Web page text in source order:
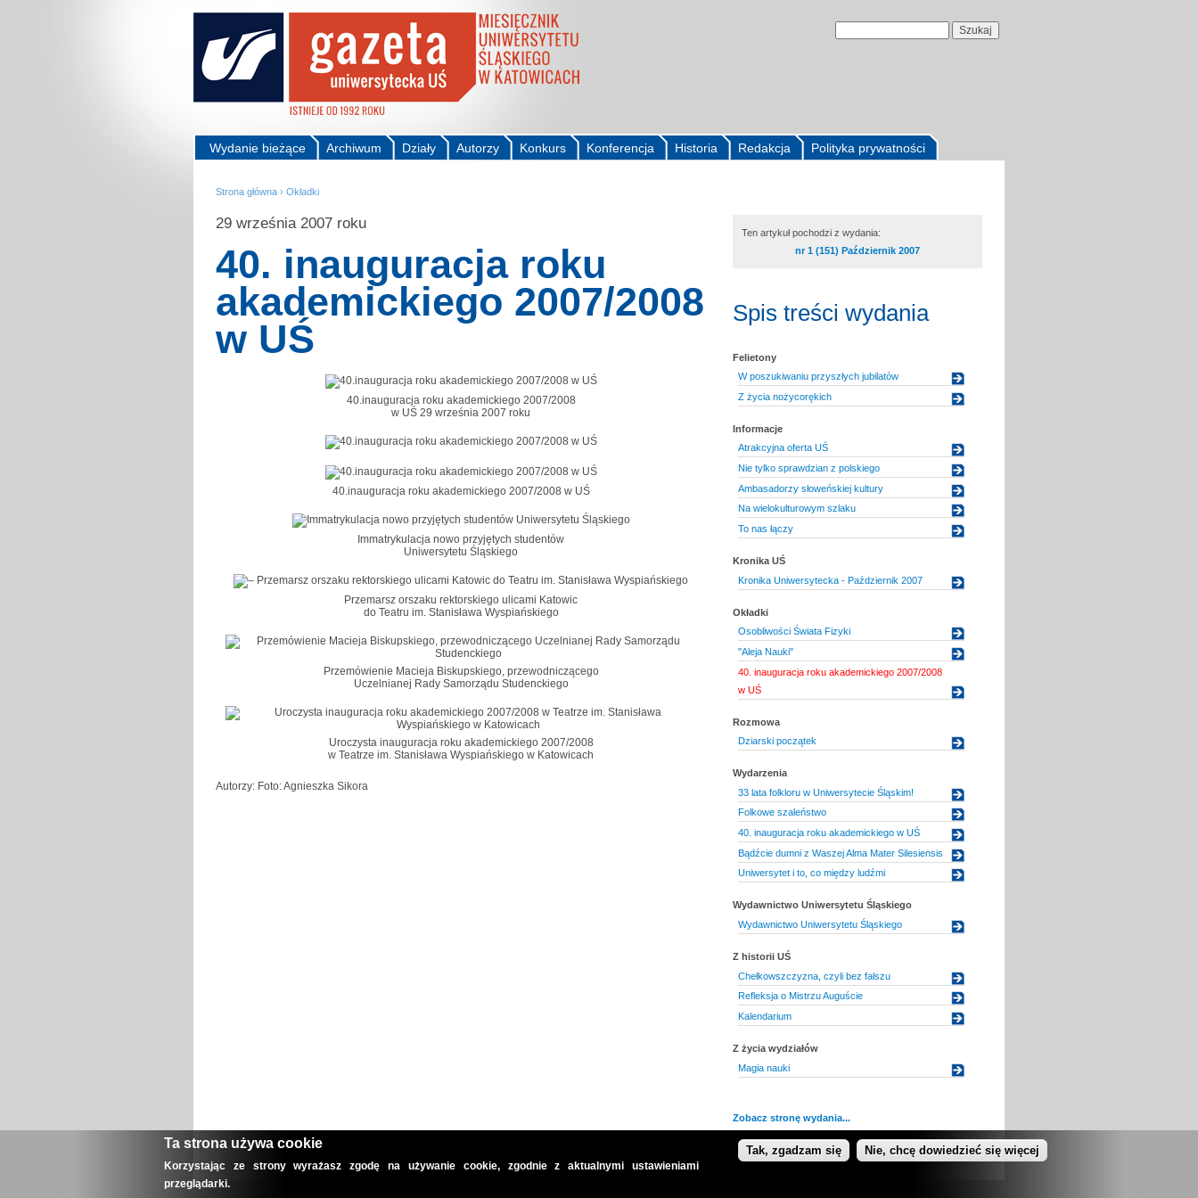
Polityka prywatności
Redakcja
Historia
Konferencja
Konkurs
Autorzy
Działy
Archiwum
Wydanie bieżące
Strona główna › Okładki
29 września 2007 roku
40. inauguracja roku
akademickiego 2007/2008
w UŚ
40.inauguracja roku akademickiego 2007/2008
w UŚ 29 września 2007 roku
40.inauguracja roku akademickiego 2007/2008 w UŚ
Immatrykulacja nowo przyjętych studentów
Uniwersytetu Śląskiego
Przemarsz orszaku rektorskiego ulicami Katowic
do Teatru im. Stanisława Wyspiańskiego
Przemówienie Macieja Biskupskiego, przewodniczącego
Uczelnianej Rady Samorządu Studenckiego
Uroczysta inauguracja roku akademickiego 2007/2008
w Teatrze im. Stanisława Wyspiańskiego w Katowicach
Autorzy: Foto: Agnieszka Sikora
Ten artykuł pochodzi z wydania:
nr 1 (151) Październik 2007
Spis treści wydania
Felietony
W poszukiwaniu przyszłych jubilatów
Z życia nożycorękich
Informacje
Atrakcyjna oferta UŚ
Nie tylko sprawdzian z polskiego
Ambasadorzy słoweńskiej kultury
Na wielokulturowym szlaku
To nas łączy
Kronika UŚ
Kronika Uniwersytecka - Październik 2007
Okładki
Osobliwości Świata Fizyki
"Aleja Nauki"
40. inauguracja roku akademickiego 2007/2008
w UŚ
Rozmowa
Dziarski początek
Wydarzenia
33 lata folkloru w Uniwersytecie Śląskim!
Folkowe szaleństwo
40. inauguracja roku akademickiego w UŚ
Bądźcie dumni z Waszej Alma Mater Silesiensis
Uniwersytet i to, co między ludźmi
Wydawnictwo Uniwersytetu Śląskiego
Wydawnictwo Uniwersytetu Śląskiego
Z historii UŚ
Chełkowszczyzna, czyli bez fałszu
Refleksja o Mistrzu Auguście
Kalendarium
Z życia wydziałów
Magia nauki
Zobacz stronę wydania...
Ta strona używa cookie
Korzystając ze strony wyrażasz zgodę na używanie cookie, zgodnie z aktualnymi ustawieniami
przeglądarki.
Tak, zgadzam się Nie, chcę dowiedzieć się więcej